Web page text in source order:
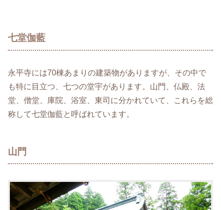
七堂伽藍
永平寺には70棟あまりの建築物がありますが、その中で
も特に目立つ、七つの堂宇があります。山門、仏殿、法
堂、僧堂、庫院、浴室、東司に分かれていて、これらを総
称して七堂伽藍と呼ばれています。
山門